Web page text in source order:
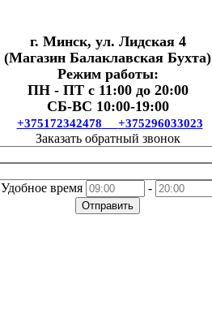
г. Минск, ул. Лидская 4
(Магазин Балаклавская Бухта)
Режим работы:
ПН - ПТ с 11:00 до 20:00
СБ-ВС 10:00-19:00
+375172342478 +375296033023
Заказать обратный звонок
Удобное время
-
Отправить